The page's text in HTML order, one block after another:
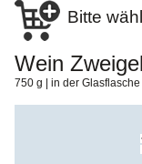
Säfte
Spirituosen
Senf & Co
Essig & Öl
Trockensortiment
Süssigkeiten
Knabbereien
Bitte
Wein
750 g | in der Glasflasche